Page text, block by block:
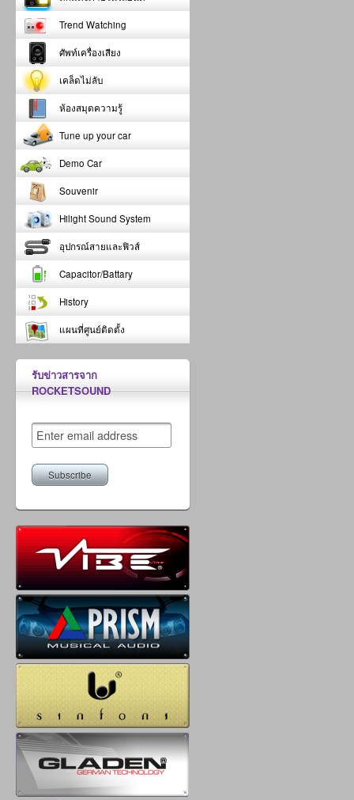
Trend Watching
ศัพท์เครื่องเสียง
เคล็ดไม่ลับ
ห้องสมุดความรู้
Tune up your car
Demo Car
Souvenir
Hilight Sound System
อุปกรณ์สายและฟิวส์
Capacitor/Battary
History
แผนที่ศูนย์ติดตั้ง
รับข่าวสารจาก
ROCKETSOUND